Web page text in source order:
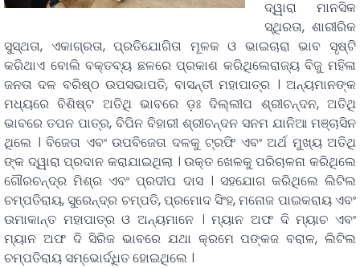
ଦ୍ୱାରା ମାନସିକ
ସ୍ଥିରତା, ଶାରୀରିକ
ସୁସ୍ଥତା, ଏକାଗ୍ରତା, ପ୍ରତିଯୋଗିତା ମୂଳକ ଓ ଭାଇଚାରା ଭାବ ସୃଷ୍ଟି
କରିଥାଏ ବୋଲି ବକ୍ତବ୍ୟ ଛଳରେ ପ୍ରକାଶ କରିଥିଲେରାଜ୍ୟ ବିଜୁ ମହିଳା
ଜନତା ଦଳ ବରିଷ୍ଠ ଉପସଭାପତି, ବାସନ୍ତୀ ମହାପାତ୍ର । ଅନ୍ୟମାନଙ୍କ
ମଧ୍ୟରେ ବିଶିଷ୍ଟ ଅତିଥି ଭାବରେ ଡ଼ଃ ଦିଲ୍ଲୀପ ଶ୍ରୀଚନ୍ଦନ, ଅତିଥି
ଭାବରେ ତପନ ପାତ୍ର, ବିପିନ ବିହାରୀ ଶ୍ରୀଚନ୍ଦନ ସନମ ଯାନିଆ ମଞ୍ଚାସିନ
ଥିଲେ । ବିଜେତା ଏବଂ ଉପବିଜେତା ଦଳକୁ ଟ୍ରଫି ଏବଂ ଅର୍ଥ ମୁଖ୍ୟ ଅତିଥି
ଙ୍କ ଦ୍ୱାରା ପ୍ରଦାନ କରାଯାଇଥିଲା । ଉକ୍ତ ଖେଳକୁ ପରିଚାଳନା କରିଥିଲେ
ଗୌରଚନ୍ଦ୍ର ମିଶ୍ର ଏବଂ ପ୍ରଦୀପ ଦାସ । ସହଯୋଗ କରିଥିଲେ ଲିଟିଲ
ଚମ୍ପତିରାୟ, ସୁରେନ୍ଦ୍ର ଚମ୍ପତି, ପ୍ରମୋଦ ସିଂହ, ମନୋଜ ପାଇକରାୟ ଏବଂ
ଉମାକାନ୍ତ ମହାପାତ୍ର ଓ ଅନ୍ୟମାନେ । ମ୍ୟାନ ଅଫ ଦି ମ୍ୟାଚ ଏବଂ
ମ୍ୟାନ ଅଫ ଦି ସିରିଜ ଭାବରେ ଯଥା କ୍ରମେ ପଙ୍କଜ ବରାଳ, ଲିଟିଲ
ଚମ୍ପତିରାୟ ସମ୍ଭୋର୍ଦ୍ଧିତ ହୋଇଥିଲେ ।